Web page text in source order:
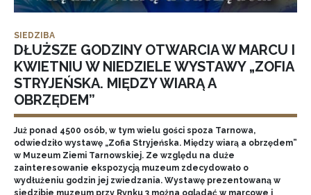
SIEDZIBA
DŁUŻSZE GODZINY OTWARCIA W MARCU I
KWIETNIU W NIEDZIELE WYSTAWY „ZOFIA
STRYJEŃSKA. MIĘDZY WIARĄ A
OBRZĘDEM”
Już ponad 4500 osób, w tym wielu gości spoza Tarnowa,
odwiedziło wystawę „Zofia Stryjeńska. Między wiarą a obrzędem”
w Muzeum Ziemi Tarnowskiej. Ze względu na duże
zainteresowanie ekspozycją muzeum zdecydowało o
wydłużeniu godzin jej zwiedzania. Wystawę prezentowaną w
siedzibie muzeum przy Rynku 3 można oglądać w marcowe i